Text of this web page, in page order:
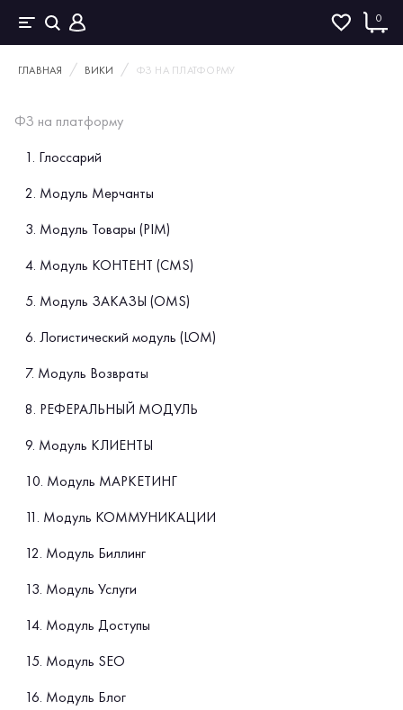
0
ГЛАВНАЯ ВИКИ ФЗ НА ПЛАТФОРМУ
ФЗ на платформу
1. Глоссарий
2. Модуль Мерчанты
3. Модуль Товары (PIM)
4. Модуль КОНТЕНТ (CMS)
5. Модуль ЗАКАЗЫ (OMS)
6. Логистический модуль (LOM)
7. Модуль Возвраты
8. РЕФЕРАЛЬНЫЙ МОДУЛЬ
9. Модуль КЛИЕНТЫ
10. Модуль МАРКЕТИНГ
11. Модуль КОММУНИКАЦИИ
12. Модуль Биллинг
13. Модуль Услуги
14. Модуль Доступы
15. Модуль SEO
16. Модуль Блог